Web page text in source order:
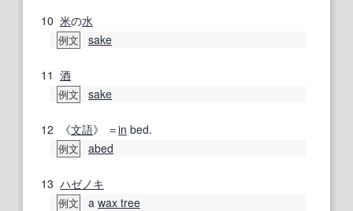
10 米の水
例文 sake
11 酒
例文 sake
12 《文語》 ＝in bed.
例文 abed
13 ハゼノキ
例文 a wax tree